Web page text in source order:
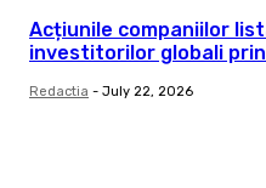
Acțiunile companiilor
investitorilor globali
Redactia - July 22, 2026